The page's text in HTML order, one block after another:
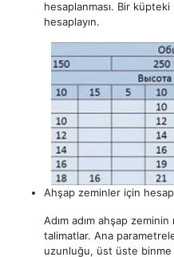
hesaplanması. Bir küpteki
hesaplayın.
Ahşap zeminler için
Adım adım ahşap
talimatlar. Ana
uzunluğu, üst üste binme